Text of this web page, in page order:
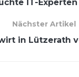
IT-
Nächster Artikel
in Lützerath